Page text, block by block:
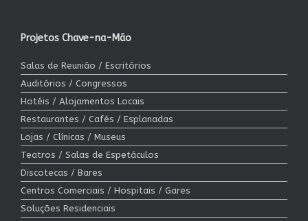
Projetos Chave-na-Mão
Salas de Reunião / Escritórios
Auditórios / Congressos
Hotéis / Alojamentos Locais
Restaurantes / Cafés / Esplanadas
Lojas / Clínicas / Museus
Teatros / Salas de Espetáculos
Discotecas / Bares
Centros Comerciais / Hospitais / Gares
Soluções Residenciais